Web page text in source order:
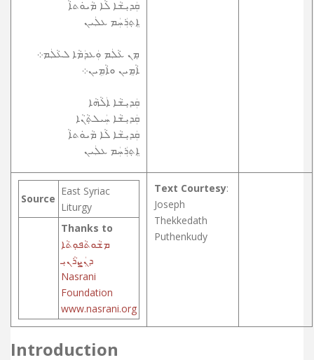
ܩܲܕܝܼܫܵܐ ܠܵܐ ܡܵܝܘܿܬܐܵ
ܐܸܬ݂ܪܲܚܲܡ ܥܠܲܝܢ
ܡ݂ܢ ܥܵܠܲܡ ܘܲܥܕܲܡܵܐ ܠܥܵܠܲܡ܀
ܐܵܡܸܝܢ ܘܐܵܡܹܝܢ܀
ܩܲܕܝܼܫܵܐ ܐܲܠܵܗܵܐ
ܩܲܕܝܼܫܵܐ ܚܲܝܠܬ݂ܵܢܵܐ
ܩܲܕܝܼܫܵܐ ܠܵܐ ܡܵܝܘܿܬܐܵ
ܐܸܬ݂ܪܲܚܲܡ ܥܠܲܝܢ
Source
East Syriac
Liturgy
Thanks to
ܡܫܵܘܬܵܦܘܼܬܵܐ
ܕܢܲܨܪܵܢܝܼ
Nasrani
Foundation
www.nasrani.org
Text Courtesy:
Joseph
Thekkedath
Puthenkudy
Introduction